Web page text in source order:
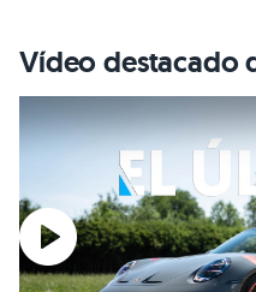
Vídeo destacado